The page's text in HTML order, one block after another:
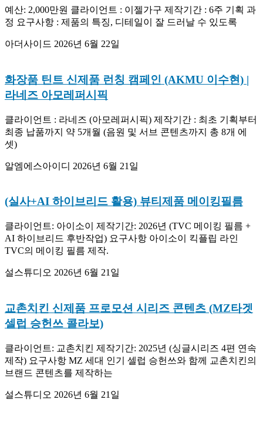
예산: 2,000만원 클라이언트 : 이젤가구 제작기간 : 6주 기획 과
정 요구사항 : 제품의 특징, 디테일이 잘 드러날 수 있도록
아더사이드 2026년 6월 22일
화장품 틴트 신제품 런칭 캠페인 (AKMU 이수현) |
라네즈 아모레퍼시픽
클라이언트 : 라네즈 (아모레퍼시픽) 제작기간 : 최초 기획부터
최종 납품까지 약 5개월 (음원 및 서브 콘텐츠까지 총 8개 에
셋)
알엠에스아이디 2026년 6월 21일
(실사+AI 하이브리드 활용) 뷰티제품 메이킹필름
클라이언트: 아이소이 제작기간: 2026년 (TVC 메이킹 필름 +
AI 하이브리드 후반작업) 요구사항 아이소이 킥플립 라인
TVC의 메이킹 필름 제작.
설스튜디오 2026년 6월 21일
교촌치킨 신제품 프로모션 시리즈 콘텐츠 (MZ타겟
셀럽 승헌쓰 콜라보)
클라이언트: 교촌치킨 제작기간: 2025년 (싱글시리즈 4편 연속
제작) 요구사항 MZ 세대 인기 셀럽 승헌쓰와 함께 교촌치킨의
브랜드 콘텐츠를 제작하는
설스튜디오 2026년 6월 21일